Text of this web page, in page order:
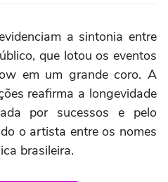
a sintonia entre
que lotou os eventos
em um grande coro. A
reafirma a longevidade
por sucessos e pelo
o artista entre os nomes
brasileira.